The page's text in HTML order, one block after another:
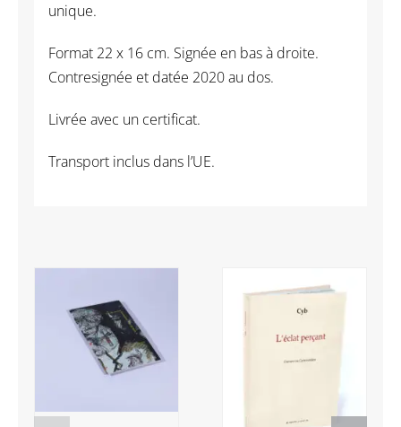
unique.
Format 22 x 16 cm. Signée en bas à droite.
Contresignée et datée 2020 au dos.
Livrée avec un certificat.
Transport inclus dans l’UE.